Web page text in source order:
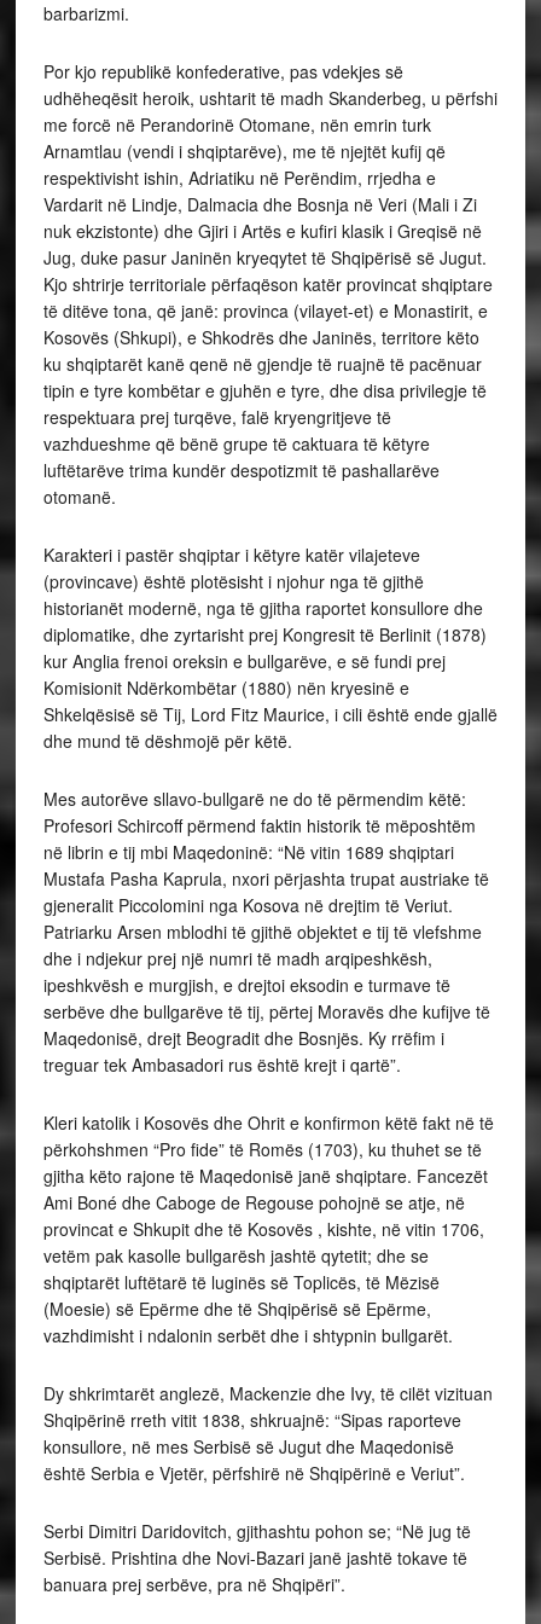
barbarizmi.
Por kjo republikë konfederative, pas vdekjes së
udhëheqësit heroik, ushtarit të madh Skanderbeg, u përfshi
me forcë në Perandorinë Otomane, nën emrin turk
Arnamtlau (vendi i shqiptarëve), me të njejtët kufij që
respektivisht ishin, Adriatiku në Perëndim, rrjedha e
Vardarit në Lindje, Dalmacia dhe Bosnja në Veri (Mali i Zi
nuk ekzistonte) dhe Gjiri i Artës e kufiri klasik i Greqisë në
Jug, duke pasur Janinën kryeqytet të Shqipërisë së Jugut.
Kjo shtrirje territoriale përfaqëson katër provincat shqiptare
të ditëve tona, që janë: provinca (vilayet-et) e Monastirit, e
Kosovës (Shkupi), e Shkodrës dhe Janinës, territore këto
ku shqiptarët kanë qenë në gjendje të ruajnë të pacënuar
tipin e tyre kombëtar e gjuhën e tyre, dhe disa privilegje të
respektuara prej turqëve, falë kryengritjeve të
vazhdueshme që bënë grupe të caktuara të këtyre
luftëtarëve trima kundër despotizmit të pashallarëve
otomanë.
Karakteri i pastër shqiptar i këtyre katër vilajeteve
(provincave) është plotësisht i njohur nga të gjithë
historianët modernë, nga të gjitha raportet konsullore dhe
diplomatike, dhe zyrtarisht prej Kongresit të Berlinit (1878)
kur Anglia frenoi oreksin e bullgarëve, e së fundi prej
Komisionit Ndërkombëtar (1880) nën kryesinë e
Shkelqësisë së Tij, Lord Fitz Maurice, i cili është ende gjallë
dhe mund të dëshmojë për këtë.
Mes autorëve sllavo-bullgarë ne do të përmendim këtë:
Profesori Schircoff përmend faktin historik të mëposhtëm
në librin e tij mbi Maqedoninë: “Në vitin 1689 shqiptari
Mustafa Pasha Kaprula, nxori përjashta trupat austriake të
gjeneralit Piccolomini nga Kosova në drejtim të Veriut.
Patriarku Arsen mblodhi të gjithë objektet e tij të vlefshme
dhe i ndjekur prej një numri të madh arqipeshkësh,
ipeshkvësh e murgjish, e drejtoi eksodin e turmave të
serbëve dhe bullgarëve të tij, përtej Moravës dhe kufijve të
Maqedonisë, drejt Beogradit dhe Bosnjës. Ky rrëfim i
treguar tek Ambasadori rus është krejt i qartë”.
Kleri katolik i Kosovës dhe Ohrit e konfirmon këtë fakt në të
përkohshmen “Pro fide” të Romës (1703), ku thuhet se të
gjitha këto rajone të Maqedonisë janë shqiptare. Fancezët
Ami Boné dhe Caboge de Regouse pohojnë se atje, në
provincat e Shkupit dhe të Kosovës , kishte, në vitin 1706,
vetëm pak kasolle bullgarësh jashtë qytetit; dhe se
shqiptarët luftëtarë të luginës së Toplicës, të Mëzisë
(Moesie) së Epërme dhe të Shqipërisë së Epërme,
vazhdimisht i ndalonin serbët dhe i shtypnin bullgarët.
Dy shkrimtarët anglezë, Mackenzie dhe Ivy, të cilët vizituan
Shqipërinë rreth vitit 1838, shkruajnë: “Sipas raporteve
konsullore, në mes Serbisë së Jugut dhe Maqedonisë
është Serbia e Vjetër, përfshirë në Shqipërinë e Veriut”.
Serbi Dimitri Daridovitch, gjithashtu pohon se; “Në jug të
Serbisë. Prishtina dhe Novi-Bazari janë jashtë tokave të
banuara prej serbëve, pra në Shqipëri”.